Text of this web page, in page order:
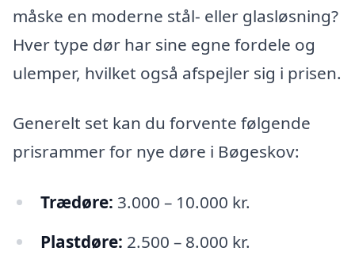
måske en moderne stål- eller glasløsning?
Hver type dør har sine egne fordele og
ulemper, hvilket også afspejler sig i prisen.
Generelt set kan du forvente følgende
prisrammer for nye døre i Bøgeskov:
Trædøre: 3.000 – 10.000 kr.
Plastdøre: 2.500 – 8.000 kr.